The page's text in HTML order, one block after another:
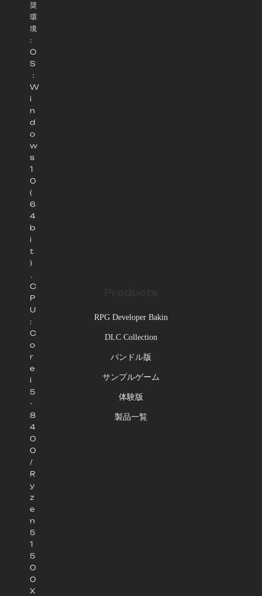
奨
環
境
:
O
S
：
W
i
n
d
o
w
s
1
0
(
6
4
b
i
t
)
C
P
U
:
C
o
r
e
i
5
-
8
4
0
0
/
R
y
z
e
n
5
1
5
0
0
X
RPG Developer Bakin
DLC Collection
バンドル版
サンプルゲーム
体験版
製品一覧